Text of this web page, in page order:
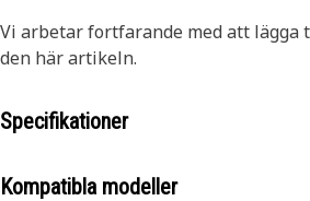
Vi arbetar fortfarande med att
den här artikeln.
Specifikationer
Kompatibla modeller